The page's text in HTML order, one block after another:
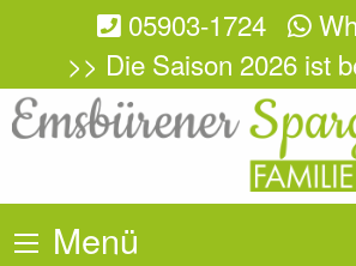
05903-1724
>> Die Saison 2026 ist
Menü